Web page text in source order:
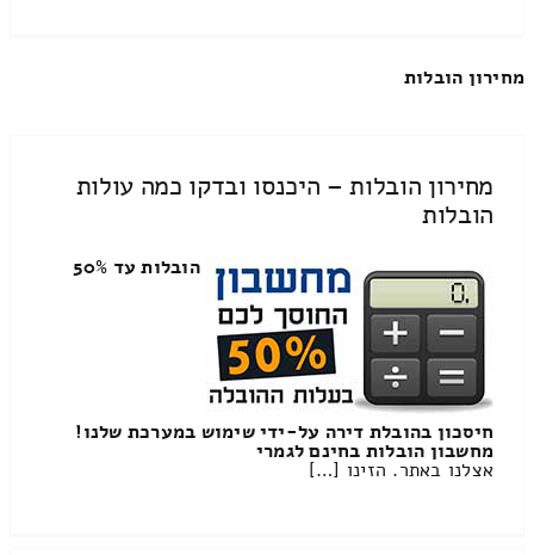
מחירון הובלות
מחירון הובלות – היכנסו ובדקו כמה עולות
הובלות
הובלות עד 50%
חיסכון בהובלת דירה על-ידי שימוש במערכת שלנו!
מחשבון הובלות בחינם לגמרי
אצלנו באתר. הזינו […]